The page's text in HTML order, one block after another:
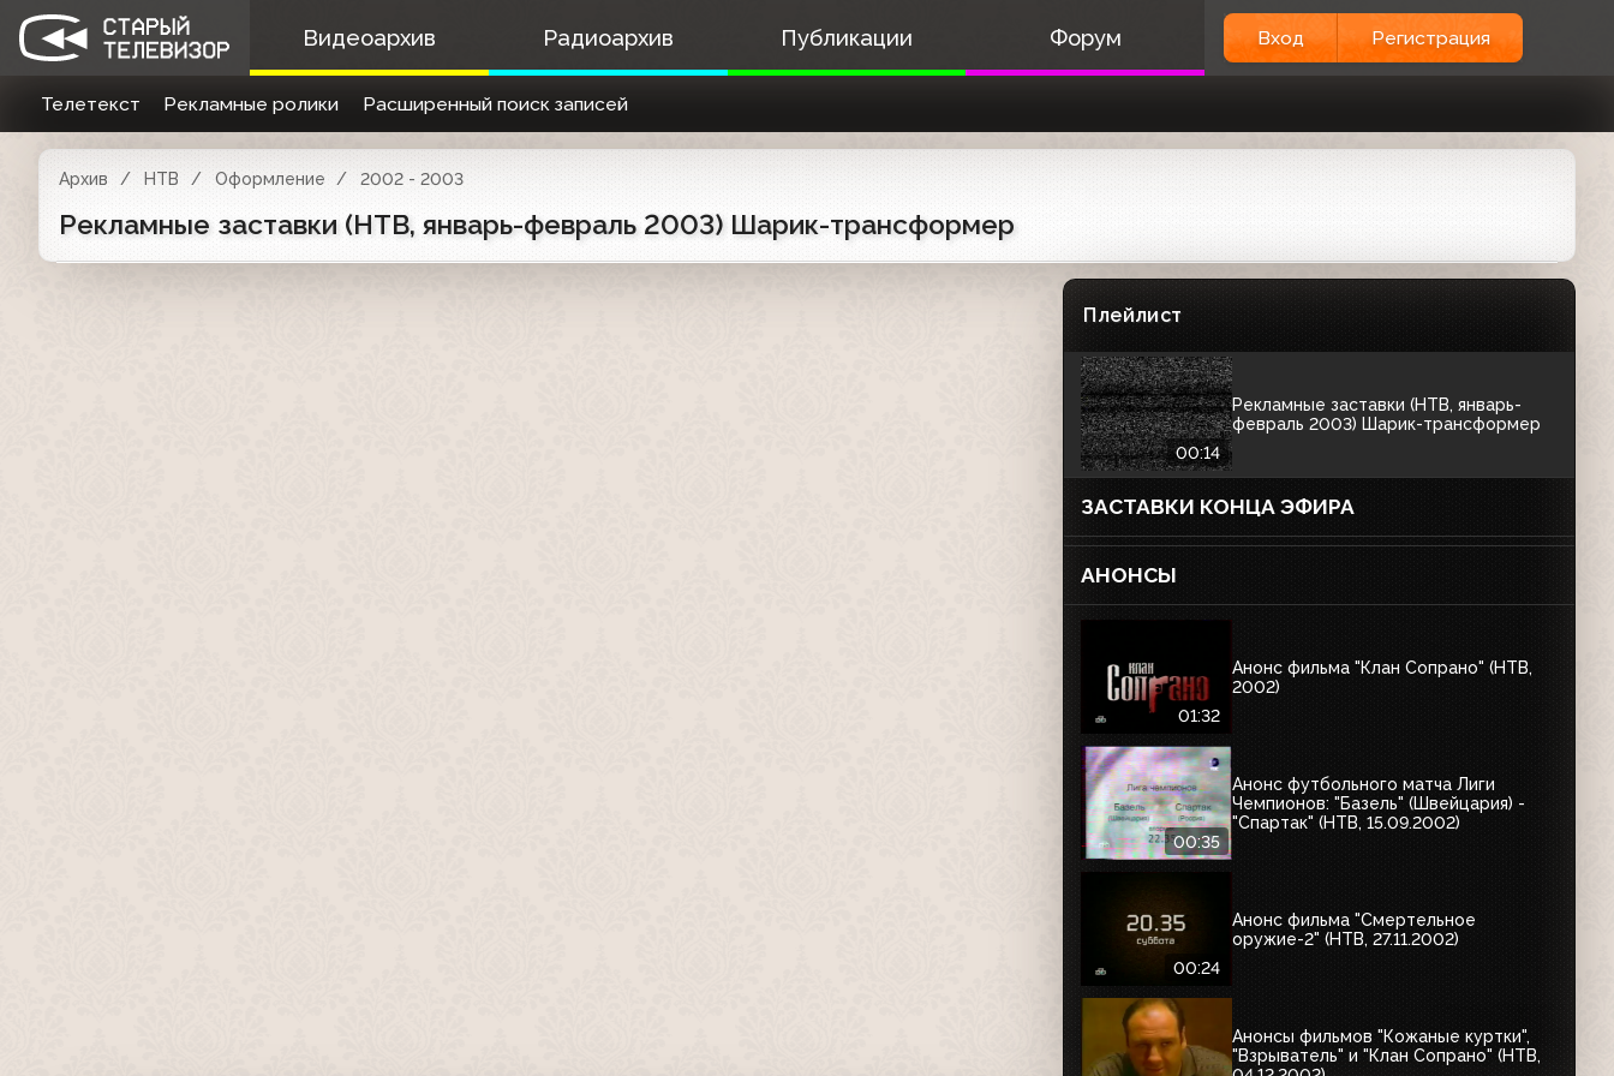
Видеоархив Радиоархив Публикации Форум Вход Регистрация
Телетекст Рекламные ролики Расширенный поиск записей
Архив НТВ Оформление 2002 - 2003
Рекламные заставки (НТВ, январь-февраль 2003) Шарик-трансформер
Плейлист
00:29
00:50
Новогодние рекламные заставки
00:14
Рекламные заставки (НТВ, январь-
февраль 2003) Шарик-трансформер
ЗАСТАВКИ КОНЦА ЭФИРА
АНОНСЫ
01:32
Анонс фильма "Клан Сопрано" (НТВ,
2002)
00:35
Анонс футбольного матча Лиги
Чемпионов: "Базель" (Швейцария) -
"Спартак" (НТВ, 15.09.2002)
00:24
Анонс фильма "Смертельное
оружие-2" (НТВ, 27.11.2002)
Анонсы фильмов "Кожаные куртки",
"Взрыватель" и "Клан Сопрано" (НТВ,